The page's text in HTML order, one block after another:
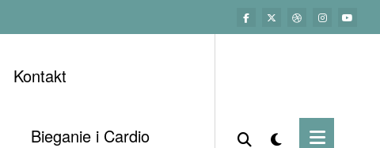
Kontakt
Bieganie i Cardio